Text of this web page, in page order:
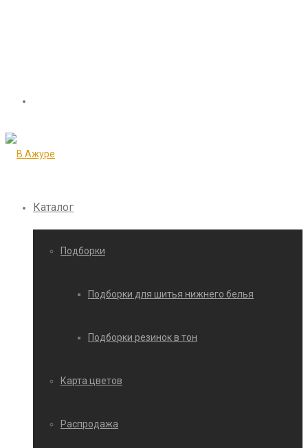
Каталог
Подборки
Подборки для шитья нижнего белья
Подборки резинок в тон
Карта цветов
Распродажа